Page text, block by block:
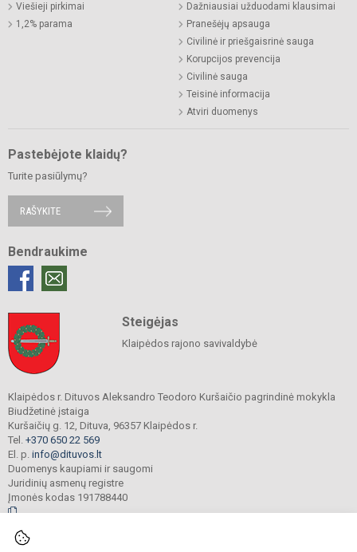
Viešieji pirkimai
1,2% parama
Dažniausiai užduodami klausimai
Pranešėjų apsauga
Civilinė ir priešgaisrinė sauga
Korupcijos prevencija
Civilinė sauga
Teisinė informacija
Atviri duomenys
Pastebėjote klaidų?
Turite pasiūlymų?
RAŠYKITE
Bendraukime
Steigėjas
Klaipėdos rajono savivaldybė
Klaipėdos r. Dituvos Aleksandro Teodoro Kuršaičio pagrindinė mokykla
Biudžetinė įstaiga
Kuršaičių g. 12, Dituva, 96357 Klaipėdos r.
Tel. +370 650 22 569
El. p. info@dituvos.lt
Duomenys kaupiami ir saugomi
Juridinių asmenų registre
Įmonės kodas 191788440